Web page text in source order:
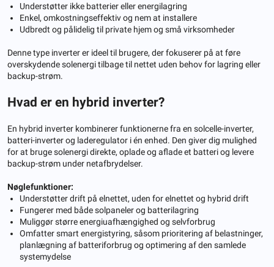
Understøtter ikke batterier eller energilagring
Enkel, omkostningseffektiv og nem at installere
Udbredt og pålidelig til private hjem og små virksomheder
Denne type inverter er ideel til brugere, der fokuserer på at føre
overskydende solenergi tilbage til nettet uden behov for lagring eller
backup-strøm.
Hvad er en hybrid inverter?
En hybrid inverter kombinerer funktionerne fra en solcelle-inverter,
batteri-inverter og laderegulator i én enhed. Den giver dig mulighed
for at bruge solenergi direkte, oplade og aflade et batteri og levere
backup-strøm under netafbrydelser.
Nøglefunktioner:
Understøtter drift på elnettet, uden for elnettet og hybrid drift
Fungerer med både solpaneler og batterilagring
Muliggør større energiuafhængighed og selvforbrug
Omfatter smart energistyring, såsom prioritering af belastninger,
planlægning af batteriforbrug og optimering af den samlede
systemydelse